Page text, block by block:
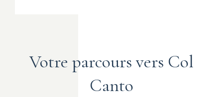
Votre parcours vers Col
Canto